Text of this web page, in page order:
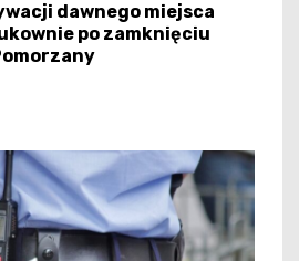
dawnego miejsca
po zamknięciu